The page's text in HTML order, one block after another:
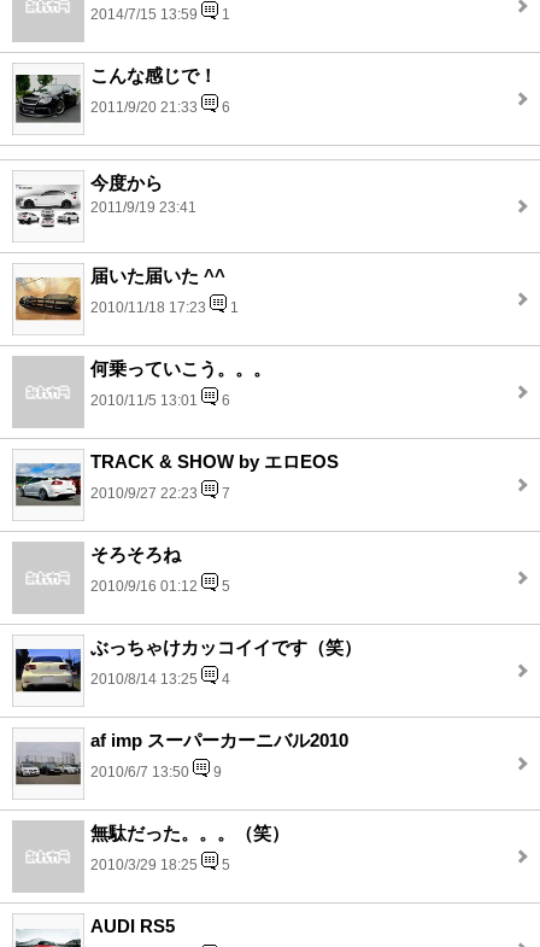
2014/7/15 13:59 1
こんな感じで！
2011/9/20 21:33 6
今度から
2011/9/19 23:41
届いた届いた ^^
2010/11/18 17:23 1
何乗っていこう。。。
2010/11/5 13:01 6
TRACK & SHOW by エロEOS
2010/9/27 22:23 7
そろそろね
2010/9/16 01:12 5
ぶっちゃけカッコイイです（笑）
2010/8/14 13:25 4
af imp スーパーカーニバル2010
2010/6/7 13:50 9
無駄だった。。。（笑）
2010/3/29 18:25 5
AUDI RS5